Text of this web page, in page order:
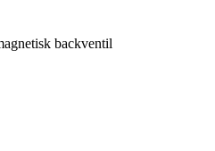
backventil